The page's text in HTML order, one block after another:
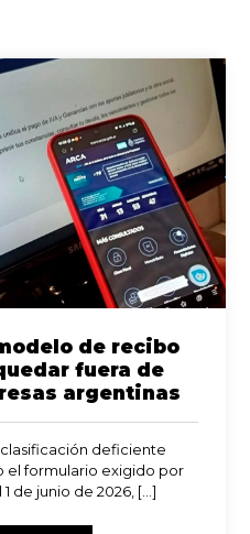
de recibo
fuera de
argentinas
deficiente
el formulario exigido por
de junio de 2026, […]